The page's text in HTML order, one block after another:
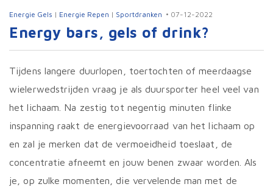
Energie Gels | Energie Repen | Sportdranken 07-12-2022
Energy bars, gels of drink?
Tijdens langere duurlopen, toertochten of meerdaagse
wielerwedstrijden vraag je als duursporter heel veel van
het lichaam. Na zestig tot negentig minuten flinke
inspanning raakt de energievoorraad van het lichaam op
en zal je merken dat de vermoeidheid toeslaat, de
concentratie afneemt en jouw benen zwaar worden. Als
je, op zulke momenten, die vervelende man met de